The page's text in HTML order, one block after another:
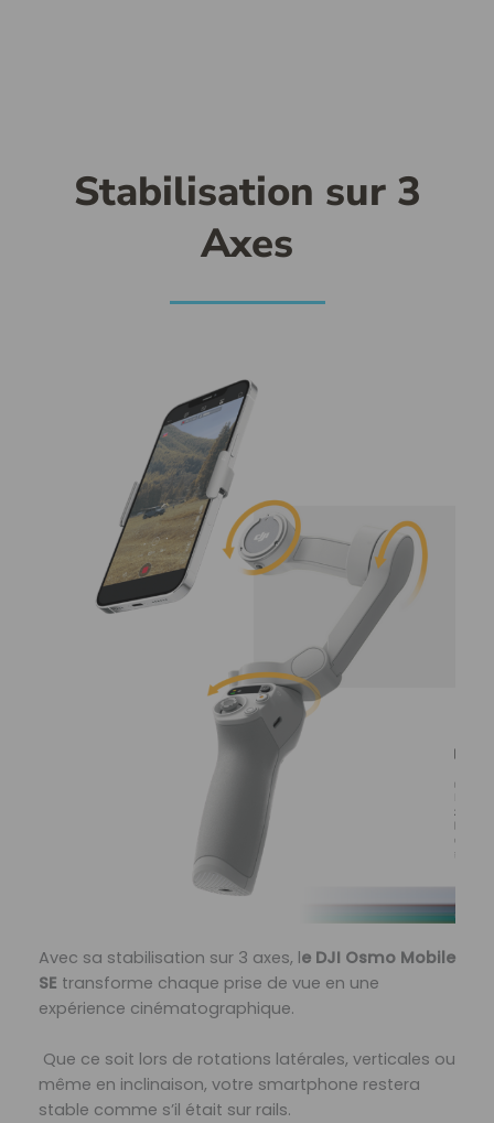
Stabilisation sur 3
Axes
Avec sa stabilisation sur 3 axes, le DJI Osmo Mobile
SE transforme chaque prise de vue en une
expérience cinématographique.
Que ce soit lors de rotations latérales, verticales ou
même en inclinaison, votre smartphone restera
stable comme s’il était sur rails.